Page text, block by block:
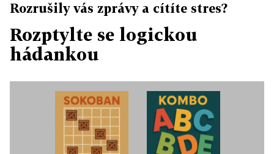
Rozrušily vás zprávy a cítíte stres?
Rozptylte se logickou
hádankou